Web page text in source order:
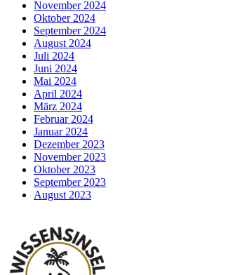
November 2024
Oktober 2024
September 2024
August 2024
Juli 2024
Juni 2024
Mai 2024
April 2024
März 2024
Februar 2024
Januar 2024
Dezember 2023
November 2023
Oktober 2023
September 2023
August 2023